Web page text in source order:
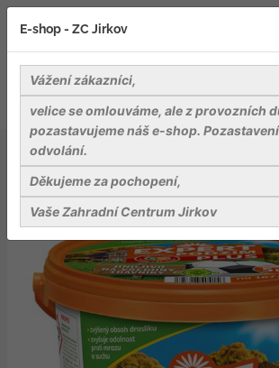
Záhradnické potřeby
Hnojivo trávníkové - Expert podzim
E-shop - ZC Jirkov
Vážení zákazníci,
velice se omlouváme, ale z provozních
pozastavujeme náš e-shop.
odvolání.
Děkujeme za pochopení,
Vaše Zahradní Centrum Jirkov